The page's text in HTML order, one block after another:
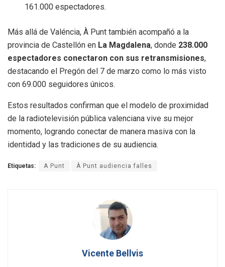
161.000 espectadores.
Más allá de Valéncia, À Punt también acompañó a la
provincia de Castellón en La Magdalena, donde 238.000
espectadores conectaron con sus retransmisiones,
destacando el Pregón del 7 de marzo como lo más visto
con 69.000 seguidores únicos.
Estos resultados confirman que el modelo de proximidad
de la radiotelevisión pública valenciana vive su mejor
momento, logrando conectar de manera masiva con la
identidad y las tradiciones de su audiencia.
Etiquetas: A Punt À Punt audiencia falles
Vicente Bellvis